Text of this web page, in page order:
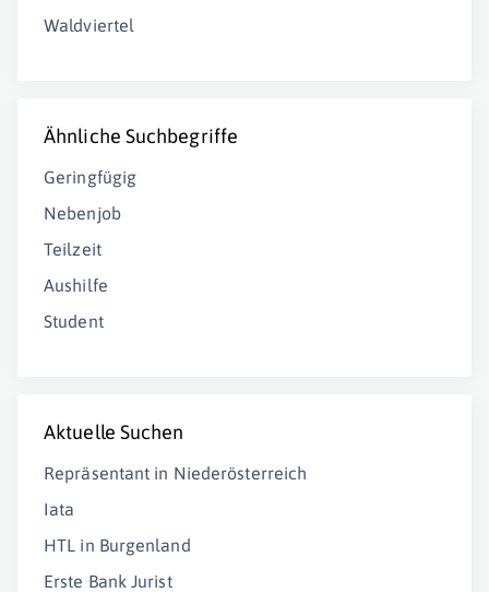
Waldviertel
Ähnliche Suchbegriffe
Geringfügig
Nebenjob
Teilzeit
Aushilfe
Student
Aktuelle Suchen
Repräsentant in Niederösterreich
Iata
HTL in Burgenland
Erste Bank Jurist